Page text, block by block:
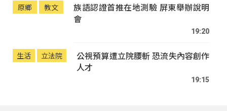
原鄉 教文
族語認證首推在地測驗 屏東舉辦說明
會
19:20
生活 立法院
公視預算遭立院腰斬 恐流失內容創作
人才
19:15